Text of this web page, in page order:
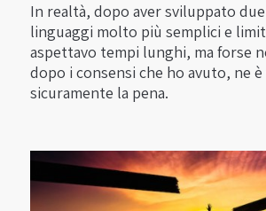
In realtà, dopo aver sviluppato
linguaggi molto più semplici e
aspettavo tempi lunghi, ma forse
dopo i consensi che ho avuto, ne è
sicuramente la pena.